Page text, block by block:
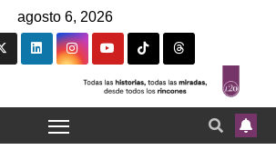
agosto 6, 2026